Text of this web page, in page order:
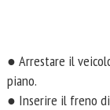
● Arrestare il
piano.
● Inserire il freno